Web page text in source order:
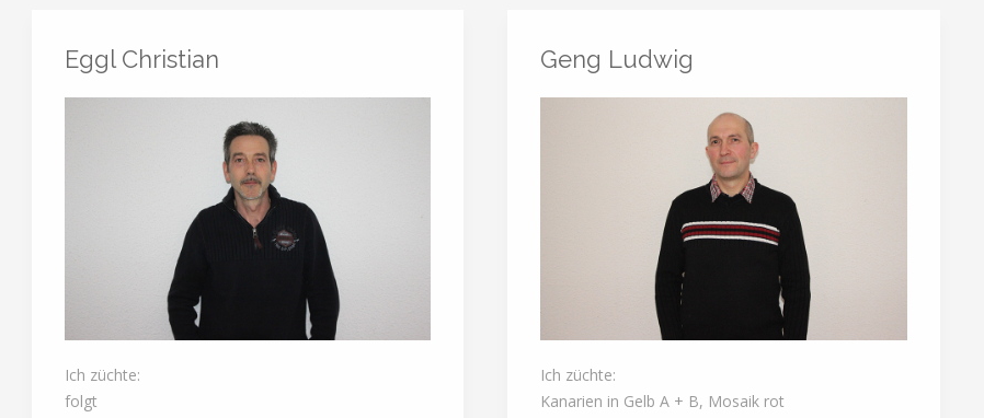
Eggl Christian
Ich züchte:
folgt
Geng Ludwig
Ich züchte:
Kanarien in Gelb A + B, Mosaik rot